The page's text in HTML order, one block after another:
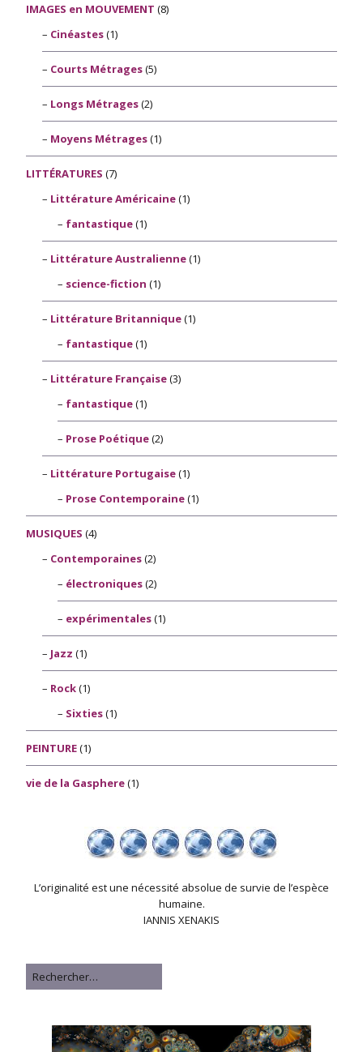
IMAGES en MOUVEMENT (8)
Cinéastes(1)
Courts Métrages(5)
Longs Métrages(2)
Moyens Métrages(1)
LITTÉRATURES (7)
Littérature Américaine(1)
fantastique(1)
Littérature Australienne(1)
science-fiction (1)
Littérature Britannique(1)
fantastique(1)
Littérature Française(3)
fantastique(1)
Prose Poétique(2)
Littérature Portugaise(1)
Prose Contemporaine(1)
MUSIQUES (4)
Contemporaines(2)
électroniques(2)
expérimentales(1)
Jazz (1)
Rock(1)
Sixties(1)
PEINTURE(1)
vie de la Gasphere(1)
L’originalité est une nécessité absolue de survie de l’espèce
humaine.
IANNIS XENAKIS
Rechercher